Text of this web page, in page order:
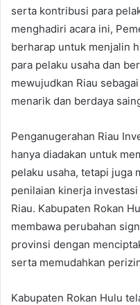
serta kontribusi para
menghadiri acara ini,
berharap untuk menjalin
para pelaku usaha dan
mewujudkan Riau
menarik dan berdaya
Penganugerahan Riau
hanya diadakan untuk
pelaku usaha, tetapi juga
penilaian kinerja
Riau. Kabupaten Rokan
membawa perubahan
provinsi dengan
serta memudahkan
Kabupaten Rokan Hulu